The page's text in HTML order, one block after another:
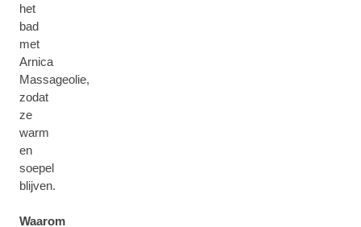
het
bad
met
Arnica
Massageolie,
zodat
ze
warm
en
soepel
blijven.
Waarom